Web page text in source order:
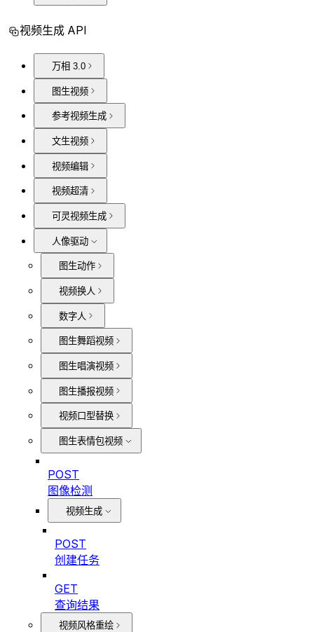
视频生成 API
万相 3.0
图生视频
参考视频生成
文生视频
视频编辑
视频超清
可灵视频生成
人像驱动
图生动作
视频换人
数字人
图生舞蹈视频
图生唱演视频
图生播报视频
视频口型替换
图生表情包视频
POST
图像检测
视频生成
POST
创建任务
GET
查询结果
视频风格重绘